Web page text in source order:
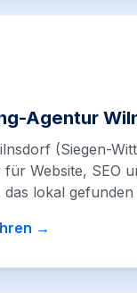
Agentur
(Siegen-
Website, SEO
das lokal gefunden
→